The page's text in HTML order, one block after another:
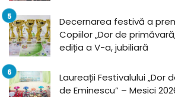
Decernarea festivă a
Copiilor „Dor de
ediția a V-a, jubiliară
Laureații Festivalului „Dor
de Eminescu” – Mesici